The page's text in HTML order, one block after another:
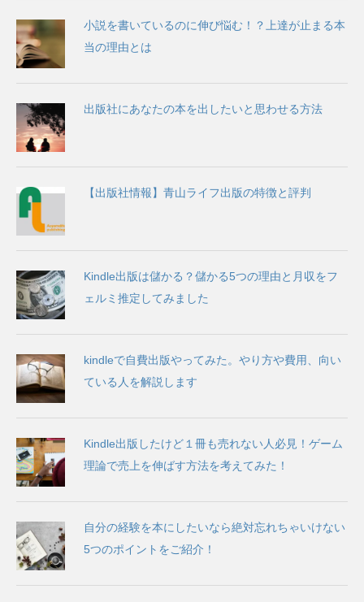
小説を書いているのに伸び悩む！？上達が止まる本
当の理由とは
出版社にあなたの本を出したいと思わせる方法
【出版社情報】青山ライフ出版の特徴と評判
Kindle出版は儲かる？儲かる5つの理由と月収をフ
ェルミ推定してみました
kindleで自費出版やってみた。やり方や費用、向い
ている人を解説します
Kindle出版したけど１冊も売れない人必見！ゲーム
理論で売上を伸ばす方法を考えてみた！
自分の経験を本にしたいなら絶対忘れちゃいけない
5つのポイントをご紹介！